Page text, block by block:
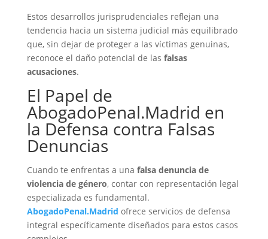
Estos desarrollos jurisprudenciales reflejan una
tendencia hacia un sistema judicial más equilibrado
que, sin dejar de proteger a las víctimas genuinas,
reconoce el daño potencial de las falsas
acusaciones.
El Papel de
AbogadoPenal.Madrid en
la Defensa contra Falsas
Denuncias
Cuando te enfrentas a una falsa denuncia de
violencia de género, contar con representación legal
especializada es fundamental.
AbogadoPenal.Madrid ofrece servicios de defensa
integral específicamente diseñados para estos casos